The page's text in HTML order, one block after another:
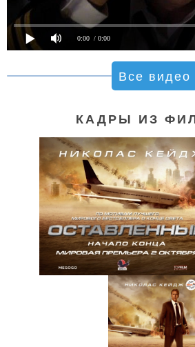
0:00 / 0:00
Все видео
КАДРЫ ИЗ